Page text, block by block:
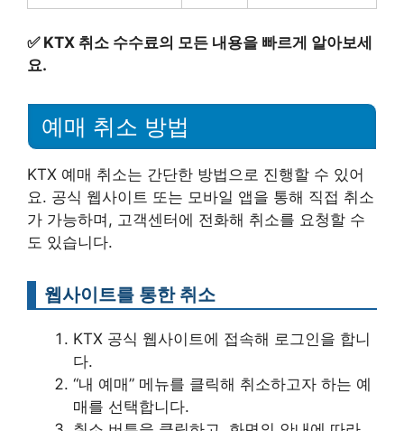
✅ KTX 취소 수수료의 모든 내용을 빠르게 알아보세
요.
예매 취소 방법
KTX 예매 취소는 간단한 방법으로 진행할 수 있어
요. 공식 웹사이트 또는 모바일 앱을 통해 직접 취소
가 가능하며, 고객센터에 전화해 취소를 요청할 수
도 있습니다.
웹사이트를 통한 취소
KTX 공식 웹사이트에 접속해 로그인을 합니
다.
“내 예매” 메뉴를 클릭해 취소하고자 하는 예
매를 선택합니다.